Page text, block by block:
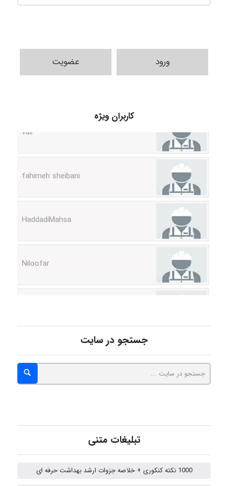
ورود عضویت
کاربران ویژه
abolfazlkoshehe
abolfazlkoshehe
A.balandeh
جستجو در سایت
تبلیغات متنی
1000 نکته کنکوری + خلاصه جزوات ارشد بهداشت حرفه ای